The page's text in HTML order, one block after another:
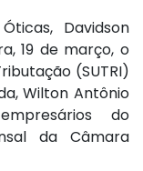
Davidson
19 de março, o
(SUTRI)
Wilton Antônio
do
da Câmara